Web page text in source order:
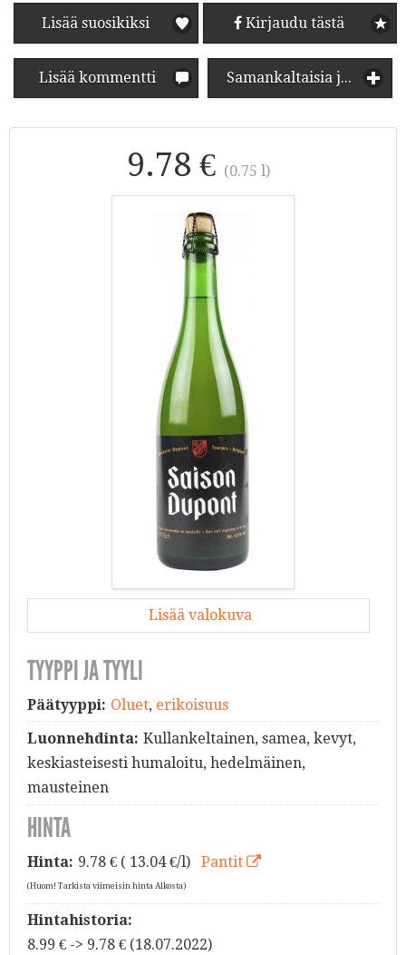
Lisää suosikiksi Kirjaudu tästä
Lisää kommentti Samankaltaisia juomia
9.78 € (0.75 l)
Lisää valokuva
TYYPPI JA TYYLI
Päätyyppi: Oluet, erikoisuus
Luonnehdinta: Kullankeltainen, samea, kevyt,
keskiasteisesti humaloitu, hedelmäinen,
mausteinen
HINTA
Hinta: 9.78€ ( 13.04 €/l) Pantit
(Huom! Tarkista viimeisin hinta Alkosta)
Hintahistoria:
8.99 € -> 9.78 € (18.07.2022)